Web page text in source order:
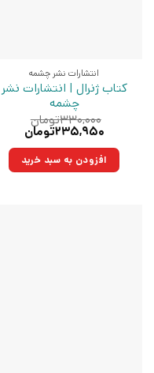
انتشارات نشر چشمه
کتاب ژنرال | انتشارات نشر
چشمه
۳۳۰,۰۰۰تومان
قیمت
۳۳۰,۰۰۰تومان
بود.
۲۳۵,۹۵۰تومان
افزودن به سبد خرید